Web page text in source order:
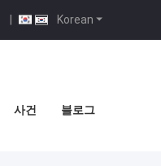
Korean
|
사건 블로그